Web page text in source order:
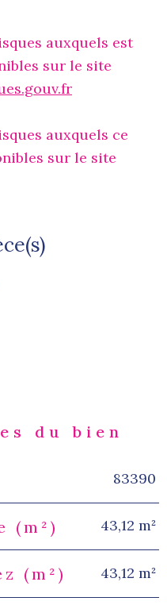
auxquels est
sur le site
auxquels ce
sur le site
du bien
83390
(m²) 43,12 m²
(m²) 43,12 m²